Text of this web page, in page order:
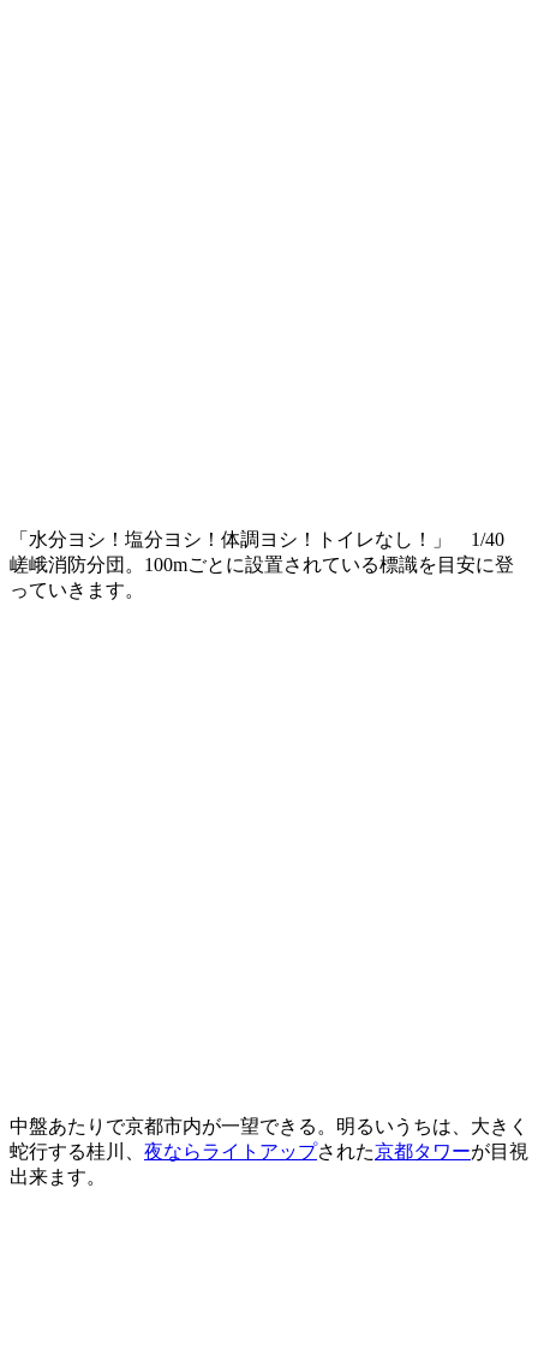
「水分ヨシ！塩分ヨシ！体調ヨシ！トイレなし！」 1/40
嵯峨消防分団。100mごとに設置されている標識を目安に登
っていきます。
中盤あたりで京都市内が一望できる。明るいうちは、大きく
蛇行する桂川、 夜ならライトアップされた京都タワーが目視
出来ます。